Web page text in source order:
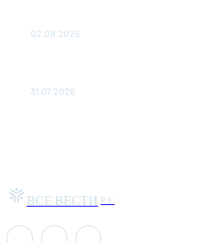
02.08.2026
31.07.2026
ВСЕ ВЕСТИ РУ